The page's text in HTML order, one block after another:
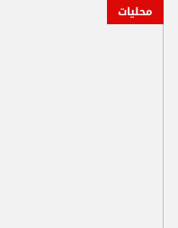
محليات